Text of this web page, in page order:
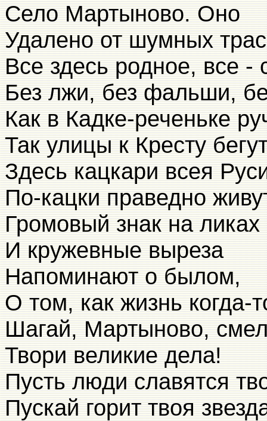
Село Мартыново. Оно
Удалено от шумных
Все здесь родное, все -
Без лжи, без фальши,
Как в Кадке-реченьке
Так улицы к Кресту
Здесь кацкари всея
По-кацки праведно
Громовый знак на ликах
И кружевные выреза
Напоминают о былом,
О том, как жизнь когда-
Шагай, Мартыново,
Твори великие дела!
Пусть люди славятся
Пускай горит твоя